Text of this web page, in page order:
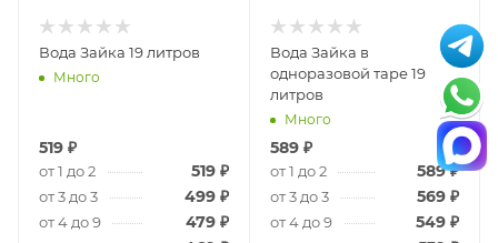
Вода Зайка 19 литров
Много
519 ₽
от 1 до 2 519₽
от 3 до 3 499₽
от 4 до 9 479₽
Вода Зайка в
одноразовой таре 19
литров
Много
589₽
от 1 до 2 589₽
от 3 до 3 569 ₽
от 4 до 9 549 ₽